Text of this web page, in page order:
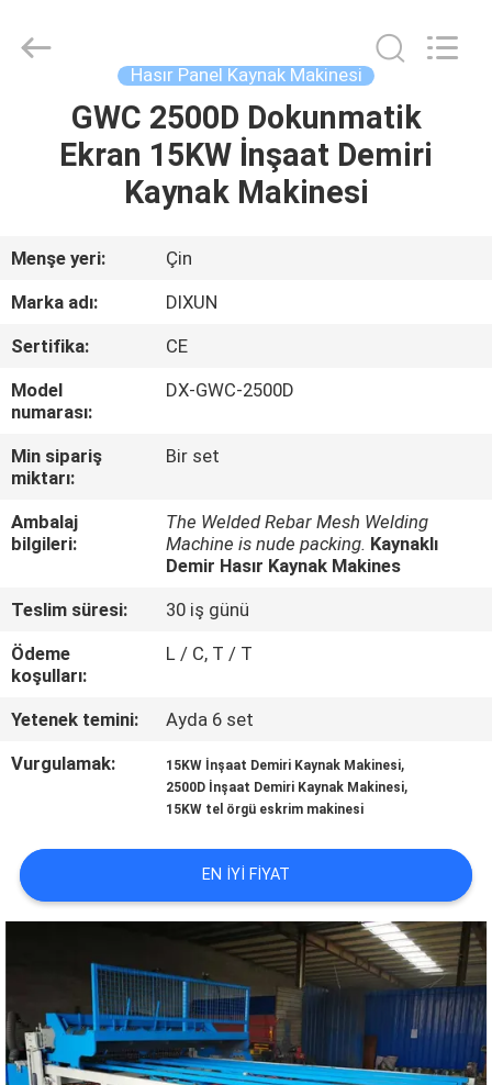
ÜRÜNLER
SG
GÖSTERISI
HAKKIMIZDA
TURU
KALITE
BIZE
ULAŞIN
BIR
SITE
PRIVACY
POLICY
Products
Hasır Panel Kaynak Makinesi
GWC 2500D Dokunmatik
Ekran 15KW İnşaat Demiri
Kaynak Makinesi
Menşe yeri:
Çin
Marka adı:
DIXUN
Sertifika:
CE
Model
numarası:
DX-GWC-2500D
Min sipariş
miktarı:
Bir set
Ambalaj
bilgileri:
The Welded Rebar Mesh Welding
Machine is nude packing. Kaynaklı
Demir Hasır Kaynak Makines
Teslim süresi:
30 iş günü
Ödeme
koşulları:
L / C, T / T
Yetenek temini:
Ayda 6 set
Vurgulamak:
15KW İnşaat Demiri Kaynak Makinesi,
2500D İnşaat Demiri Kaynak Makinesi,
15KW tel örgü eskrim makinesi
EN IYI FIYAT